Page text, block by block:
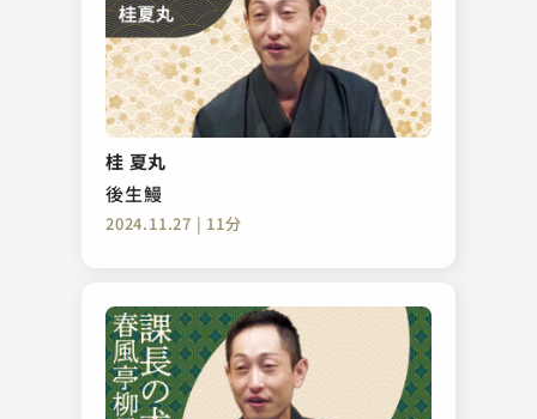
桂 夏丸
後生鰻
2024.11.27 | 11分
柳家 喬之助
子ほめ
2023.07.20 | 17分